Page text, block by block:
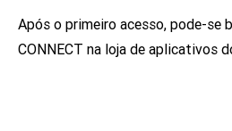
Após o primeiro acesso, pode-se
CONNECT na loja de aplicativos